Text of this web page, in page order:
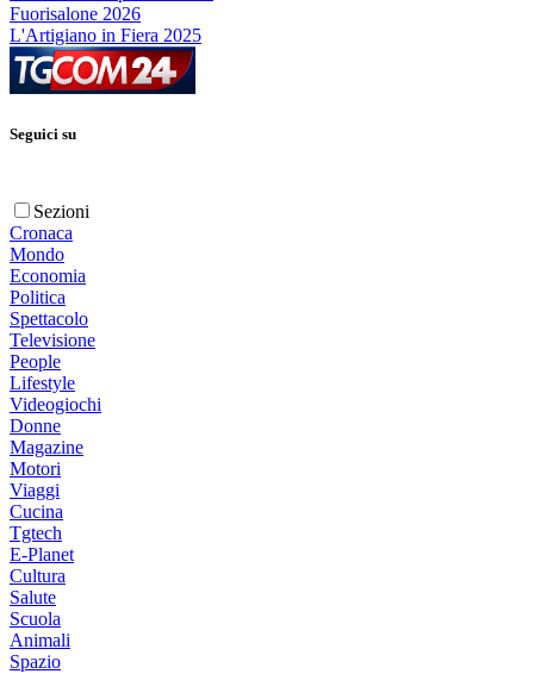
Fuorisalone 2026
L'Artigiano in Fiera 2025
Seguici su
Sezioni
Cronaca
Mondo
Economia
Politica
Spettacolo
Televisione
People
Lifestyle
Videogiochi
Donne
Magazine
Motori
Viaggi
Cucina
Tgtech
E-Planet
Cultura
Salute
Scuola
Animali
Spazio